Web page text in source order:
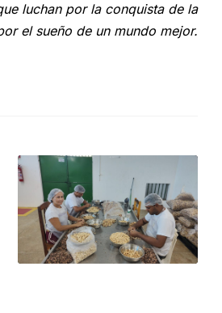
luchan por la conquista de la
el sueño de un mundo mejor.